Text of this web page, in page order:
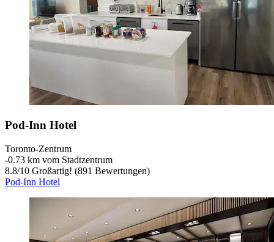
Pod-Inn Hotel
Toronto-Zentrum
‐0.73 km vom Stadtzentrum
8.8/10 Großartig! (891 Bewertungen)
Pod-Inn Hotel